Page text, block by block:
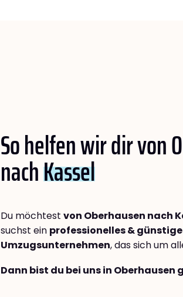
So helfen wir dir von
nachKassel
Du möchtest von Oberhausen nach
suchst ein professionelles &
Umzugsunternehmen, das sich um
Dann bist du bei uns in